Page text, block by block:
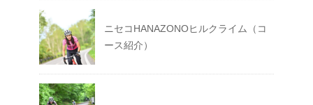
ニセコHANAZONOヒルクライム（コ
ース紹介）